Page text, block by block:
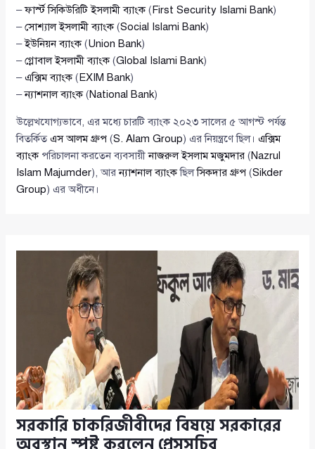
–ফার্স্ট সিকিউরিটি ইসলামী ব্যাংক( First Security Islami Bank)
–সোশ্যাল ইসলামী ব্যাংক(Social Islami Bank)
–ইউনিয়ন ব্যাংক(Union Bank)
–গ্লোবাল ইসলামী ব্যাংক(Global Islami Bank)
–এক্সিম ব্যাংক( EXIM Bank)
–ন্যাশনাল ব্যাংক(National Bank)
উল্লেখযোগ্যভাবে, এর মধ্যে চারটি ব্যাংক ২০২৩ সালের ৫ আগস্ট পর্যন্ত
বিতর্কিতএস আলম গ্রুপ (S. Alam Group) এর নিয়ন্ত্রণে ছিল।এক্সিম
ব্যাংকপরিচালনা করতেন ব্যবসায়ীনাজরুল ইসলাম মজুমদার (Nazrul
Islam Majumder), আরন্যাশনাল ব্যাংকছিলসিকদার গ্রুপ (Sikder
Group) এর অধীনে।
সরকারি চাকরিজীবীদের বিষয়ে সরকারের